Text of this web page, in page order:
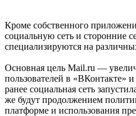
Кроме собственного
социальную сеть и сторонние
специализируются на
Основная цель Mail.ru —
пользователей в «ВКонтакте»
ранее социальная сеть
же будут продолжением
платформе и использования